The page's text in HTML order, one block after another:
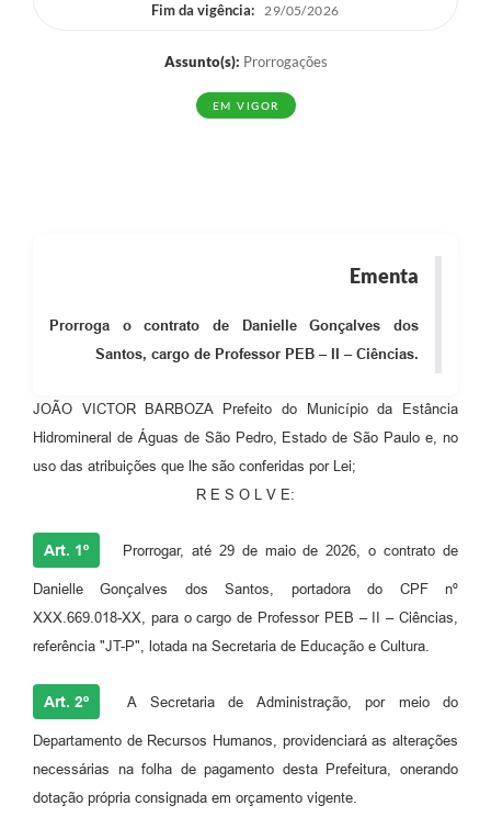
Fim da vigência: 29/05/2026
Assunto(s): Prorrogações
EM VIGOR
Ementa
Prorroga o contrato de Danielle Gonçalves dos
Santos, cargo de Professor PEB – II – Ciências.
JOÃO VICTOR BARBOZA Prefeito do Município da Estância
Hidromineral de Águas de São Pedro, Estado de São Paulo e, no
uso das atribuições que lhe são conferidas por Lei;
R E S O L V E:
Art. 1º Prorrogar, até 29 de maio de 2026, o contrato de
Danielle Gonçalves dos Santos, portadora do CPF nº
XXX.669.018-XX, para o cargo de Professor PEB – II – Ciências,
referência "JT-P", lotada na Secretaria de Educação e Cultura.
Art. 2º A Secretaria de Administração, por meio do
Departamento de Recursos Humanos, providenciará as alterações
necessárias na folha de pagamento desta Prefeitura, onerando
dotação própria consignada em orçamento vigente.